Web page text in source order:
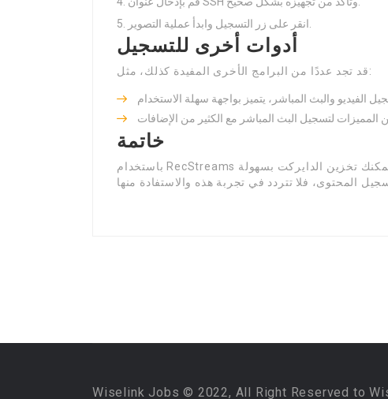
أدوات أخرى للتسجيل
قد تجد عددًا من البرامج الأخرى المفيدة كذلك، مثل:
خاتمة
باستخدام RecStreams أو أي من البرامج الأخرى التي تمت الإشارة إليها، يمكنك تخزين الدايركت بسهولة
Wiselink Jobs © 2022, All Right Reserved to